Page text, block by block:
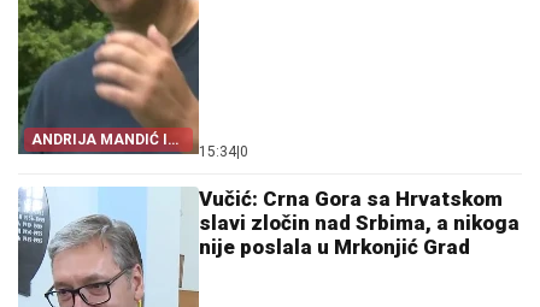
ANDRIJA MANDIĆ I
VLAST U PODGORICI
15:34 0
Vučić: Crna Gora sa Hrvatskom
slavi zločin nad Srbima, a nikoga
nije poslala u Mrkonjić Grad